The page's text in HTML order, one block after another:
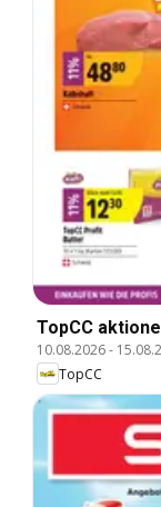
TopCC
10.08.2026-
TopCC